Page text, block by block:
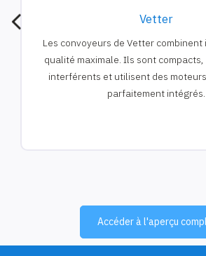
Vetter
Les convoyeurs de Vetter
qualité maximale. Ils sont
interférents et utilisent des
parfaitement intégrés.
Accéder à l'aperçu